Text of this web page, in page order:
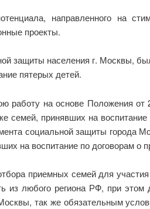
направленного на
проекты.
защиты населения г. Москвы,
пятерых детей.
работу на основе Положения
семей, принявших на
социальной защиты города
на воспитание по договорам о
приемных семей для
из любого региона РФ, при
так же обязательным